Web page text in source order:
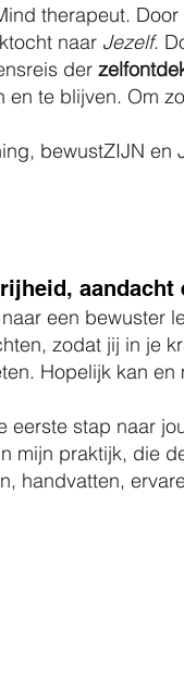
therapeut.
naar Jezelf.
der
en te blijven. Om
bewustZIJN en
aandacht
een bewuster
zodat jij in je
Hopelijk kan
eerste stap naar
mijn praktijk, die
handvatten,